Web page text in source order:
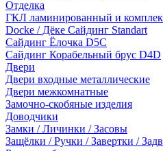
Отделка
ГКЛ ламинированный и
Docke / Дёке Сайдинг Standart
Сайдинг Ёлочка D5C
Сайдинг Корабельный брус D4D
Двери
Двери входные металлические
Двери межкомнатные
Замочно-скобяные изделия
Доводчики
Замки / Личинки / Засовы
Защёлки / Ручки / Завертки /